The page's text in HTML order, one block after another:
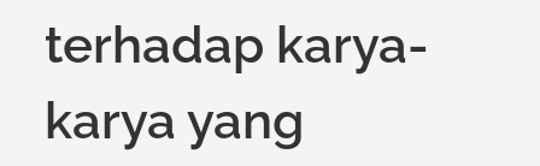
terhadap karya-
karya yang